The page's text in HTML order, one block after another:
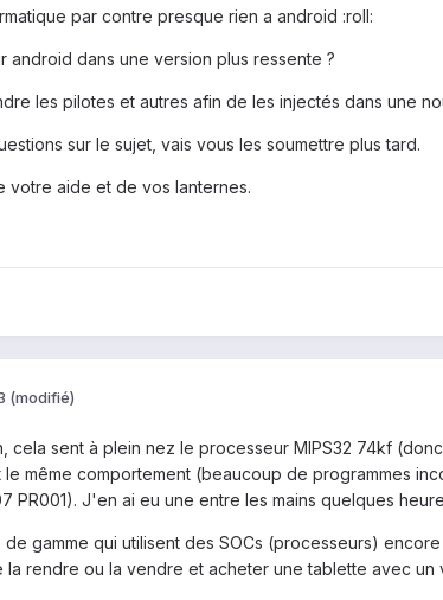
par contre presque rien a android :roll:
android dans une version plus ressente ?
les pilotes et autres afin de les injectés dans une
sur le sujet, vais vous les soumettre plus tard.
votre aide et de vos lanternes.
(modifié)
cela sent à plein nez le processeur MIPS32 74kf
même comportement (beaucoup de programmes
PR001). J'en ai eu une entre les mains quelques
gamme qui utilisent des SOCs (processeurs)
rendre ou la vendre et acheter une tablette avec un